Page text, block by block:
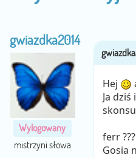
gwiazdka2014
Wylogowany
mistrzyni słowa
Hej
Ja
ferr ???
Gosia